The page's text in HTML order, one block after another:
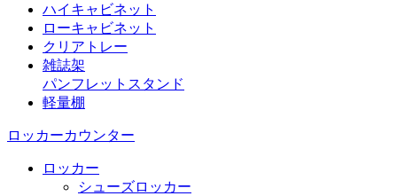
ハイキャビネット
ローキャビネット
クリアトレー
雑誌架
パンフレットスタンド
軽量棚
ロッカーカウンター
ロッカー
シューズロッカー